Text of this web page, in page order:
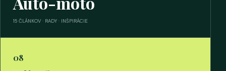
15 ČLÁNKOV · RADY · INŠPIRÁCIE
08